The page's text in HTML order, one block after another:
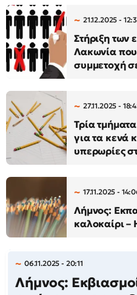
21.12.2025 -
Στήριξη των
Λακωνία που
συμμετοχή
27.11.2025 -
Τρία
για τα κενά
υπερωρίες
17.11.2025 -
Λήμνος:
καλοκαίρι
06.11.2025 - 20:11
Λήμνος: